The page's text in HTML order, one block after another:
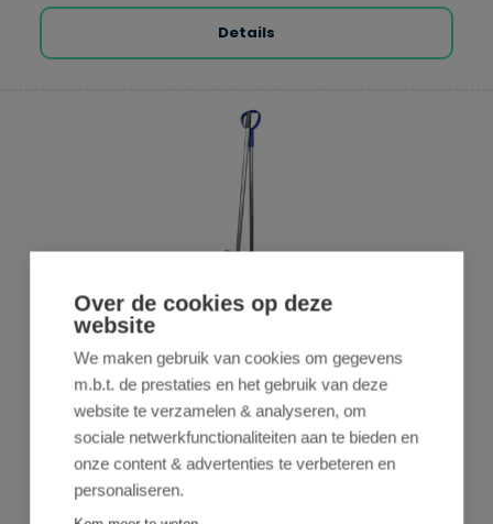
Details
D&L PRODUCTS
Stoffer met Blik op Lange Steel - Blauw/Grijs
Gemiddelde waardering van 3 van 5 sterren
1 review
Over de cookies op deze
website
We maken gebruik van cookies om gegevens
m.b.t. de prestaties en het gebruik van deze
website te verzamelen & analyseren, om
sociale netwerkfunctionaliteiten aan te bieden en
onze content & advertenties te verbeteren en
personaliseren.